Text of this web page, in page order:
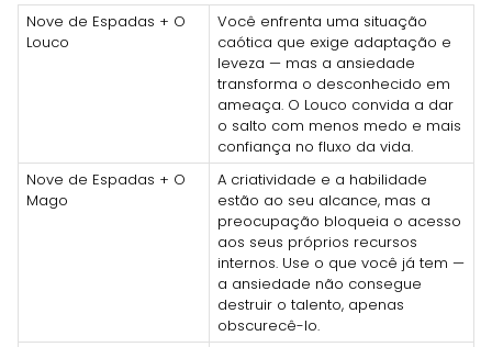
Nove de Espadas + O
Louco
Você enfrenta uma situação
caótica que exige adaptação e
leveza — mas a ansiedade
transforma o desconhecido em
ameaça. O Louco convida a dar
o salto com menos medo e mais
confiança no fluxo da vida.
Nove de Espadas + O
Mago
A criatividade e a habilidade
estão ao seu alcance, mas a
preocupação bloqueia o acesso
aos seus próprios recursos
internos. Use o que você já tem —
a ansiedade não consegue
destruir o talento, apenas
obscurecê-lo.